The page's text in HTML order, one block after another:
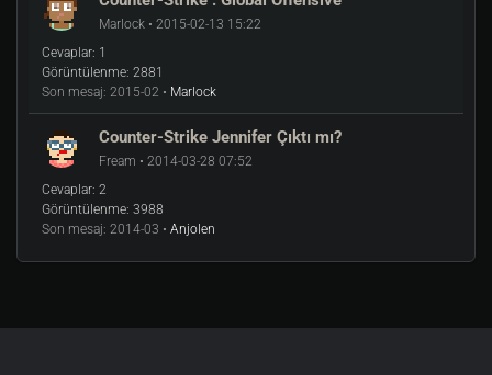
Marlock • 2015-02-13 15:22
Cevaplar: 1
Görüntülenme: 2881
Son mesaj: 2015-02 • Marlock
Counter-Strike Jennifer Çıktı mı?
Fream • 2014-03-28 07:52
Cevaplar: 2
Görüntülenme: 3988
Son mesaj: 2014-03 • Anjolen